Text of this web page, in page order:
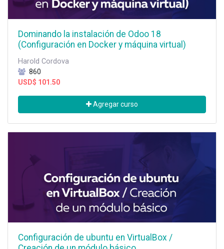
Dominando la instalación de Odoo 18
(Configuración en Docker y máquina virtual)
Harold Cordova
860
USD$ 101.50
Agregar curso
Configuración de ubuntu en VirtualBox /